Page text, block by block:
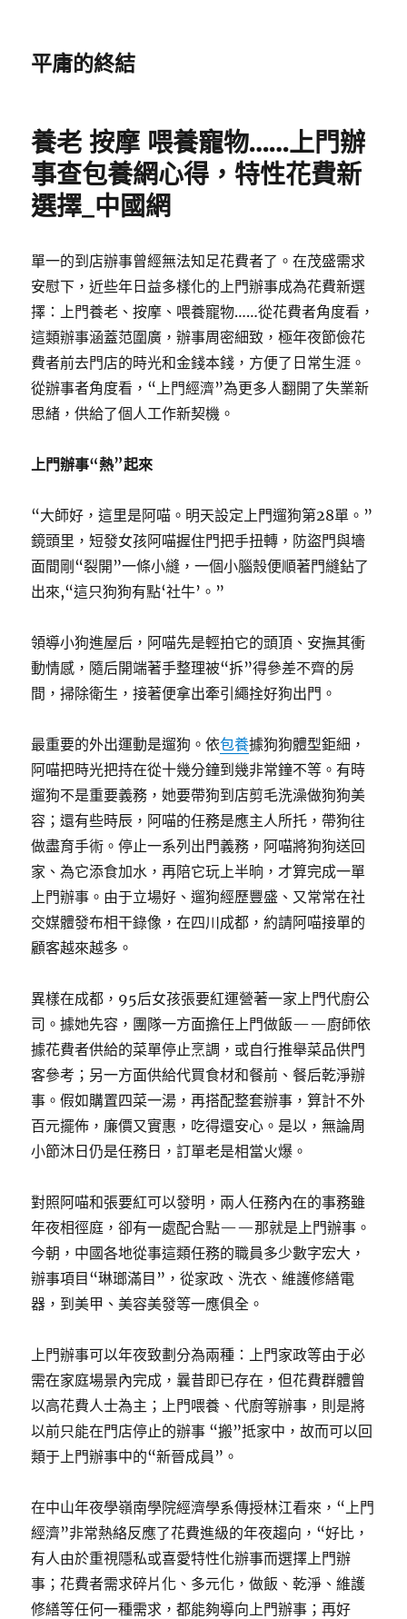
平庸的終結
養老 按摩 喂養寵物……上門辦
事查包養網心得，特性花費新
選擇_中國網
單一的到店辦事曾經無法知足花費者了。在茂盛需求
安慰下，近些年日益多樣化的上門辦事成為花費新選
擇：上門養老、按摩、喂養寵物……從花費者角度看，
這類辦事涵蓋范圍廣，辦事周密細致，極年夜節儉花
費者前去門店的時光和金錢本錢，方便了日常生涯。
從辦事者角度看，“上門經濟”為更多人翻開了失業新
思緒，供給了個人工作新契機。
上門辦事“熱”起來
“大師好，這里是阿喵。明天設定上門遛狗第28單。”
鏡頭里，短發女孩阿喵握住門把手扭轉，防盜門與墻
面間剛“裂開”一條小縫，一個小腦殼便順著門縫鉆了
出來,“這只狗狗有點‘社牛’。”
領導小狗進屋后，阿喵先是輕拍它的頭頂、安撫其衝
動情感，隨后開端著手整理被“拆”得參差不齊的房
間，掃除衛生，接著便拿出牽引繩拴好狗出門。
最重要的外出運動是遛狗。依包養據狗狗體型鉅細，
阿喵把時光把持在從十幾分鐘到幾非常鐘不等。有時
遛狗不是重要義務，她要帶狗到店剪毛洗澡做狗狗美
容；還有些時辰，阿喵的任務是應主人所托，帶狗往
做盡育手術。停止一系列出門義務，阿喵將狗狗送回
家、為它添食加水，再陪它玩上半晌，才算完成一單
上門辦事。由于立場好、遛狗經歷豐盛、又常常在社
交媒體發布相干錄像，在四川成都，約請阿喵接單的
顧客越來越多。
異樣在成都，95后女孩張要紅運營著一家上門代廚公
司。據她先容，團隊一方面擔任上門做飯——廚師依
據花費者供給的菜單停止烹調，或自行推舉菜品供門
客參考；另一方面供給代買食材和餐前、餐后乾淨辦
事。假如購置四菜一湯，再搭配整套辦事，算計不外
百元擺佈，廉價又實惠，吃得還安心。是以，無論周
小節沐日仍是任務日，訂單老是相當火爆。
對照阿喵和張要紅可以發明，兩人任務內在的事務雖
年夜相徑庭，卻有一處配合點——那就是上門辦事。
今朝，中國各地從事這類任務的職員多少數字宏大，
辦事項目“琳瑯滿目”，從家政、洗衣、維護修繕電
器，到美甲、美容美發等一應俱全。
上門辦事可以年夜致劃分為兩種：上門家政等由于必
需在家庭場景內完成，曩昔即已存在，但花費群體曾
以高花費人士為主；上門喂養、代廚等辦事，則是將
以前只能在門店停止的辦事 “搬”抵家中，故而可以回
類于上門辦事中的“新晉成員”。
在中山年夜學嶺南學院經濟學系傳授林江看來，“上門
經濟”非常熱絡反應了花費進級的年夜趨向，“好比，
有人由於重視隱私或喜愛特性化辦事而選擇上門辦
事；花費者需求碎片化、多元化，做飯、乾淨、維護
修繕等任何一種需求，都能夠導向上門辦事；再好